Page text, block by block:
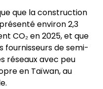
que la construction
environ 2,3
CO₂ en 2025, et que
fournisseurs de semi-
réseaux avec peu
en Taïwan, au